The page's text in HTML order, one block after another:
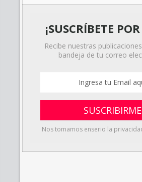
¡SUSCRÍBETE
Recibe nuestras
bandeja de tu correo
Nos tomamos enserio la